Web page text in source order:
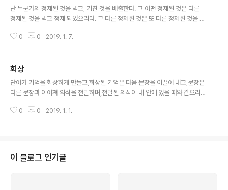
난 누군가의 정제된 것을 먹고, 거친 것을 배출한다. 그 어떤 정제된 것은 다른
정제된 것을 먹고 정제 되었으리라. 그 다른 정제된 것은 또 다른 정제된 것을 먹
에 앉아 있는 자.파스퇴르의 아이소머, 난 고기를 소화하고, 채소를 소화한다. 나
0 0 2019. 1. 7.
회상
단어가 기억을 회상하게 만들고,회상된 기억은 다음 문장을 이끌어 내고,문장은
다른 문장과 이어져 의식을 전달하며,전달된 의식이 내 안에 있을 때와 같으리
에 이어 이 문장을 쓰는 것은 대칭의 미때문이며,이 문장들을 읽고서 이해가 간
0 0 2019. 1. 1.
이 블로그 인기글